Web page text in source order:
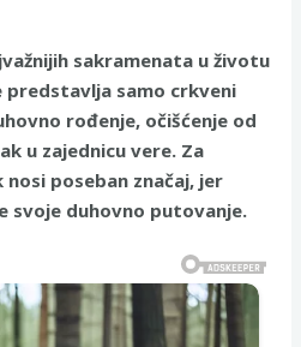
sakramenata u životu
predstavlja samo crkveni
rođenje, očišćenje od
u zajednicu vere. Za
poseban značaj, jer
svoje duhovno putovanje.